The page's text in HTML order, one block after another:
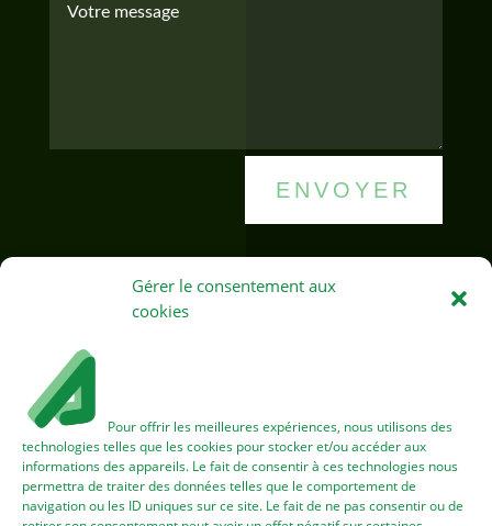
Gérer le consentement aux
cookies
Pour offrir les meilleures expériences, nous utilisons des
technologies telles que les cookies pour stocker et/ou accéder aux
informations des appareils. Le fait de consentir à ces technologies nous
permettra de traiter des données telles que le comportement de
navigation ou les ID uniques sur ce site. Le fait de ne pas consentir ou de
ENVOYER
Pages légales
Mentions légales